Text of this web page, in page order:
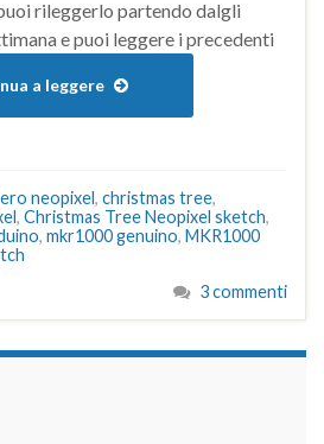
rileggerlo partendo dalgli
e puoi leggere i precedenti
a leggere
neopixel, christmas tree,
, Christmas Tree Neopixel sketch,
, mkr1000 genuino, MKR1000
3 commenti